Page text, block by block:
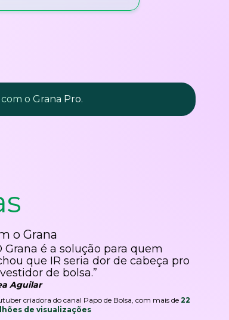
o Grana Pro.
o Grana
Grana é a solução para quem
que IR seria dor de cabeça pro
de bolsa.”
Aguilar
criadora do canal Papo de Bolsa, com mais de 22
de visualizações